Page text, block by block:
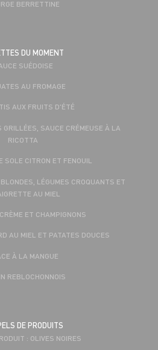
BERRETTINE
DU MOMENT
SUÉDOISE
AU FROMAGE
AUX FRUITS D'ÉTÉ
GRILLÉES, SAUCE CRÉMEUSE À LA
RICOTTA
SOLE CITRON ET FENOUIL
LÉGUMES CROQUANTS ET
AU MIEL
ET CHAMPIGNONS
AU MIEL ET PATATES DOUCES
À LA MANGUE
REBLOCHONNOIS
DE PRODUITS
: OLIVES NOIRES